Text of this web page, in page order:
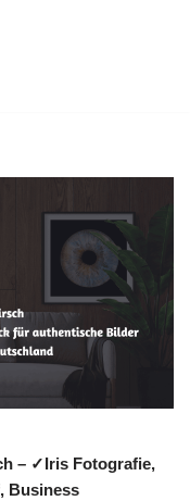
– ✓Iris Fotografie,
Business